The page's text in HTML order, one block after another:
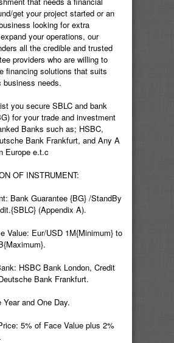
get your project started or an
looking for extra
your operations, our
all the credible and trusted
providers who are willing to
financing solutions that suits
business needs.
you secure SBLC and bank
for your trade and investment
Banks such as; HSBC,
Bank Frankfurt, and Any A
Europe e.t.c
OF INSTRUMENT:
Bank Guarantee {BG} /StandBy
(Appendix A).
Value: Eur/USD 1M{Minimum} to
HSBC Bank London, Credit
Bank Frankfurt.
Year and One Day.
5% of Face Value plus 2%